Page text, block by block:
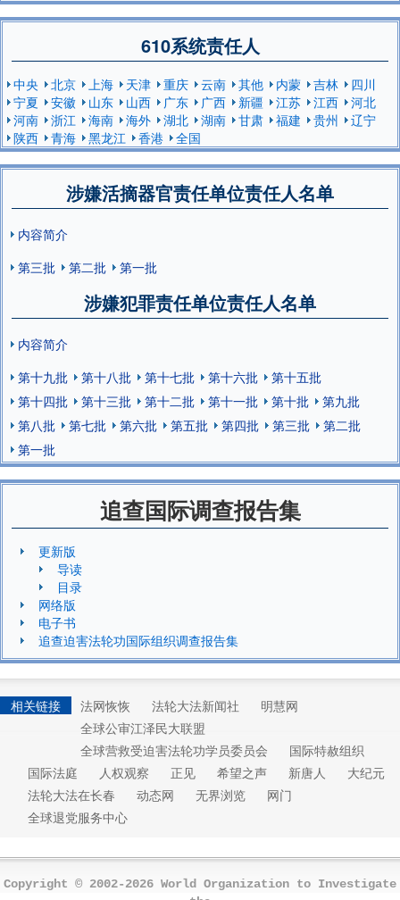
610系统责任人
中央 北京 上海 天津 重庆 云南 其他 内蒙 吉林
四川
宁夏
安徽 山东 山西 广东 广西 新疆 江苏 江西
河北
河南
浙江 海南 海外 湖北 湖南 甘肃 福建 贵州
辽宁
陕西
青海 黑龙江 香港 全国
涉嫌活摘器官责任单位责任人名单
内容简介
第三批
第二批 第一批
涉嫌犯罪责任单位责任人名单
内容简介
第十九批
第十八批 第十七批 第十六批
第十五批
第十四批
第十三批 第十二批 第十一批 第十批
第九批
第八批
第七批 第六批 第五批 第四批 第三批
第二批
第一批
追查国际调查报告集
更新版
导读
目录
网络版
电子书
追查迫害法轮功国际组织调查报告集
相关链接 法网恢恢 法轮大法新闻社
明慧网
全球公审江泽民大联盟
全球营救受迫害法轮功学员委员会
国际特赦组织
国际法庭
人权观察 正见 希望之声 新唐人
大纪元
法轮大法在长春
动态网 无界浏览
网门
全球退党服务中心
Copyright © 2002-2026 World Organization to Investigate